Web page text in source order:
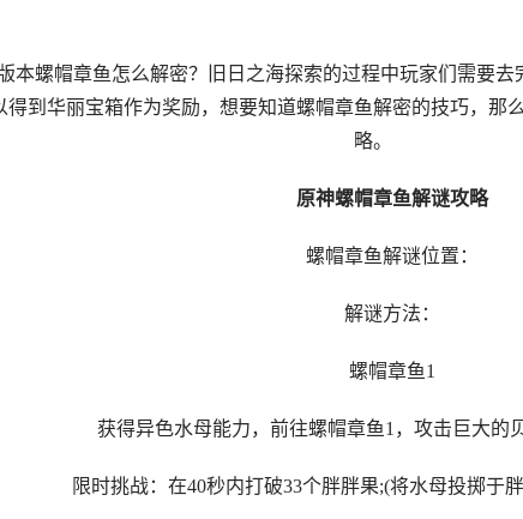
本螺帽章鱼怎么解密？旧日之海探索的过程中玩家们需要
得到华丽宝箱作为奖励，想要知道螺帽章鱼解密的技巧，那
略。
原神螺帽章鱼解谜攻略
螺帽章鱼解谜位置：
解谜方法：
螺帽章鱼1
获得异色水母能力，前往螺帽章鱼1，攻击巨大的
限时挑战：在40秒内打破33个胖胖果;(将水母投掷于